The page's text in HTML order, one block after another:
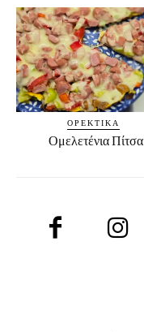
ΟΡΕΚΤΙΚΆ
Ομελετένια Πίτσα